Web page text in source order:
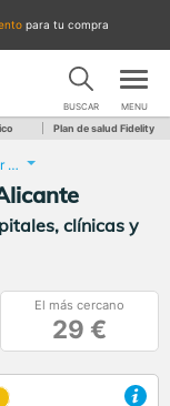
para tu compra
BUSCAR MENU
Plan de salud Fidelity
Holter ECG
clínicas y
El más cercano
29 €